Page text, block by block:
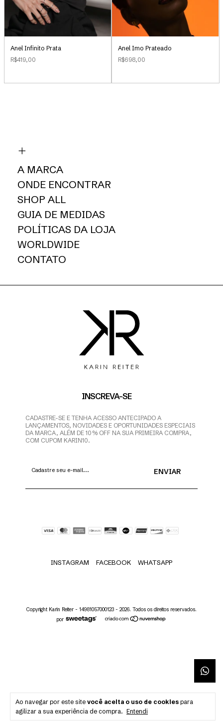
Ao navegar por este site você aceita o uso de cookies para
agilizar a sua experiência de compra. Entendi
Anel Infinito Prata
R$419,00
Anel Imo Prateado
R$698,00
A MARCA
ONDE ENCONTRAR
SHOP ALL
GUIA DE MEDIDAS
POLÍTICAS DA LOJA
WORLDWIDE
CONTATO
INSCREVA-SE
CADASTRE-SE E TENHA ACESSO ANTECIPADO A
LANÇAMENTOS, NOVIDADES E OPORTUNIDADES ESPECIAIS
DA MARCA, ALÉM DE 10% OFF NA SUA PRIMEIRA COMPRA,
COM CUPOM KARIN10.
INSTAGRAM FACEBOOK WHATSAPP
Copyright Karin Reiter - 14981057000123 - 2026. Todos os direitos reservados.
por